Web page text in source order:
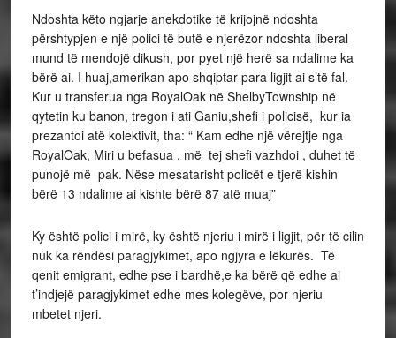
Ndoshta këto ngjarje anekdotike të krijojnë ndoshta
përshtypjen e një polici të butë e njerëzor ndoshta liberal
mund të mendojë dikush, por pyet një herë sa ndalime ka
bërë ai. I huaj,amerikan apo shqiptar para ligjit ai s’të fal.
Kur u transferua nga RoyalOak në ShelbyTownship në
qytetin ku banon, tregon i ati Ganiu,shefi i policisë, kur ia
prezantoi atë kolektivit, tha: “ Kam edhe një vërejtje nga
RoyalOak, Miri u befasua , më tej shefi vazhdoi , duhet të
punojë më pak. Nëse mesatarisht policët e tjerë kishin
bërë 13 ndalime ai kishte bërë 87 atë muaj”
Ky është polici i mirë, ky është njeriu i mirë i ligjit, për të cilin
nuk ka rëndësi paragjykimet, apo ngjyra e lëkurës. Të
qenit emigrant, edhe pse i bardhë,e ka bërë që edhe ai
t’indjejë paragjykimet edhe mes kolegëve, por njeriu
mbetet njeri.